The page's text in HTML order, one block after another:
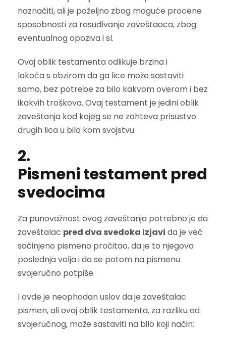
naznačiti, ali je poželjno zbog moguće procene
sposobnosti za rasuđivanje zaveštaoca, zbog
eventualnog opoziva i sl.
Ovaj oblik testamenta odlikuje brzina i
lakoća s obzirom da ga lice može sastaviti
samo, bez potrebe za bilo kakvom overom i bez
ikakvih troškova. Ovaj testament je jedini oblik
zaveštanja kod kojeg se ne zahteva prisustvo
drugih lica u bilo kom svojstvu.
2.
Pismeni testament pred
svedocima
Za punovažnost ovog zaveštanja potrebno je da
zaveštalac pred dva svedoka izjavi da je već
sačinjeno pismeno pročitao, da je to njegova
poslednja volja i da se potom na pismenu
svojeručno potpiše.
I ovde je neophodan uslov da je zaveštalac
pismen, ali ovaj oblik testamenta, za razliku od
svojeručnog, može sastaviti na bilo koji način: